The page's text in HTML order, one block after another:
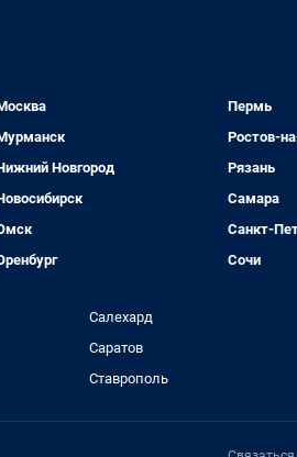
Новгород
Пермь
Ростов-
Рязань
Самара
Санкт-
Сочи
Салехард
Саратов
Ставрополь